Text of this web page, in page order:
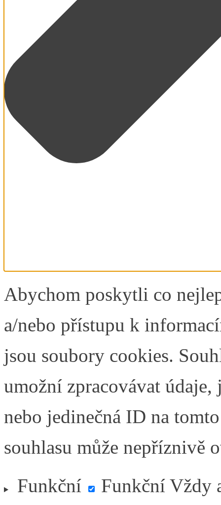
Abychom poskytli co
a/nebo přístupu k
jsou soubory cookies.
umožní zpracovávat
nebo jedinečná ID na
souhlasu může nepříznivě
Funkční
Funkční Vždy